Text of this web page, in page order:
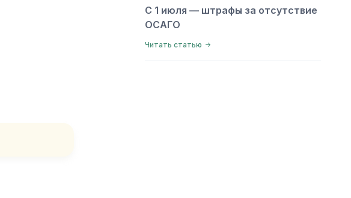
С 1 июля — штрафы за отсутствие
ОСАГО
Читать статью